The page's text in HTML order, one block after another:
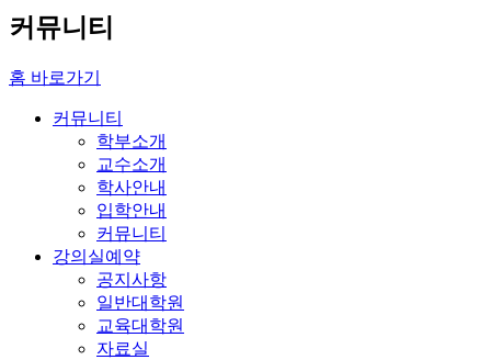
커뮤니티
홈 바로가기
커뮤니티
학부소개
교수소개
학사안내
입학안내
커뮤니티
강의실예약
공지사항
일반대학원
교육대학원
자료실